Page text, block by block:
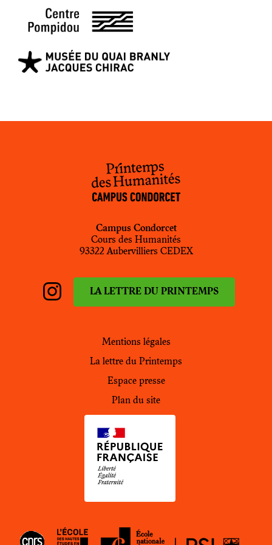
Campus Condorcet
Cours des Humanités
93322 Aubervilliers CEDEX
Instagram
LA LETTRE DU PRINTEMPS
Mentions légales
La lettre du Printemps
Espace presse
Plan du site
CNRS EHESS ENC